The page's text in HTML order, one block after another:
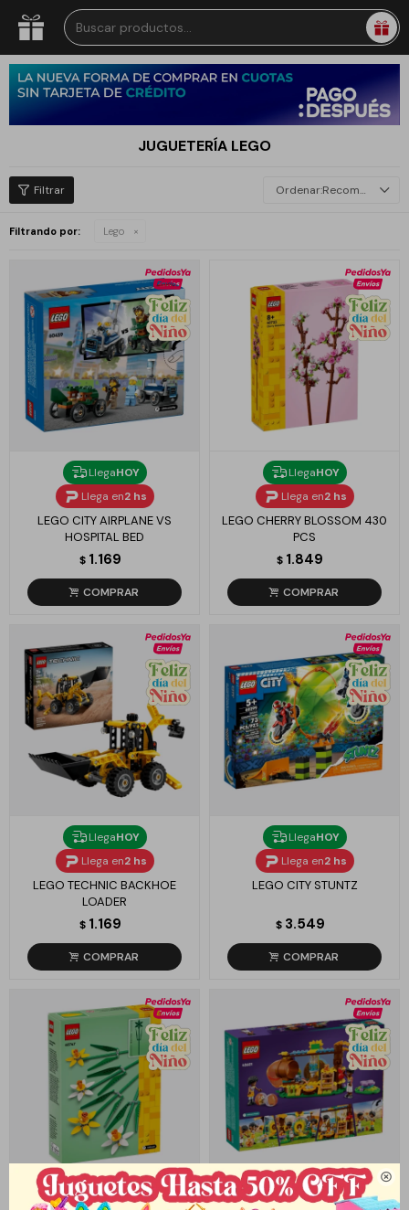

JUGUETERÍA LEGO
Recomendados
Filtrando por: Lego
LlegaHOY
Llega en2 hs
LEGO CITY AIRPLANE VS
HOSPITAL BED
$ 1.169
LlegaHOY
Llega en2 hs
LEGO CHERRY BLOSSOM 430
PCS
$ 1.849
LlegaHOY
Llega en2 hs
LEGO TECHNIC BACKHOE
LOADER
$ 1.169
LlegaHOY
Llega en2 hs
LEGO CITY STUNTZ
$ 3.549
LlegaHOY
LlegaHOY